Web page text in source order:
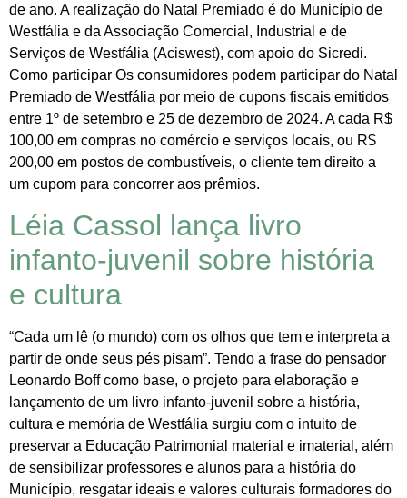
de ano. A realização do Natal Premiado é do Município de
Westfália e da Associação Comercial, Industrial e de
Serviços de Westfália (Aciswest), com apoio do Sicredi.
Como participar Os consumidores podem participar do Natal
Premiado de Westfália por meio de cupons fiscais emitidos
entre 1º de setembro e 25 de dezembro de 2024. A cada R$
100,00 em compras no comércio e serviços locais, ou R$
200,00 em postos de combustíveis, o cliente tem direito a
um cupom para concorrer aos prêmios.
Léia Cassol lança livro
infanto-juvenil sobre história
e cultura
“Cada um lê (o mundo) com os olhos que tem e interpreta a
partir de onde seus pés pisam”. Tendo a frase do pensador
Leonardo Boff como base, o projeto para elaboração e
lançamento de um livro infanto-juvenil sobre a história,
cultura e memória de Westfália surgiu com o intuito de
preservar a Educação Patrimonial material e imaterial, além
de sensibilizar professores e alunos para a história do
Município, resgatar ideais e valores culturais formadores do